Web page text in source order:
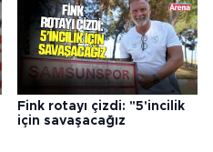
Fink rotayı çizdi: "5'incilik
için savaşacağız